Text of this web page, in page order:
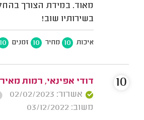
מאוד. במידת הצורך
בשירותיו שוב!
איכות 10 מחיר 10 זמנים 10
דודי אפינאי‬‎, רמות מאיר.
אשרור: 02/02/2023
משוב: 03/12/2022
10